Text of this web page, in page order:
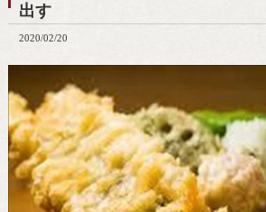
出す
2020/02/20